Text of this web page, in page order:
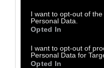
I want to opt-out of
Personal Data.
Opted In
I want to opt-out of
Personal Data for
Opted In
την ευκαιρία να
ιδέες μας σε μια
τις θέλουν να